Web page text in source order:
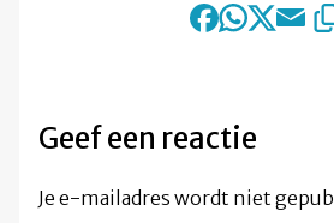
Geef een reactie
Je e-mailadres wordt niet